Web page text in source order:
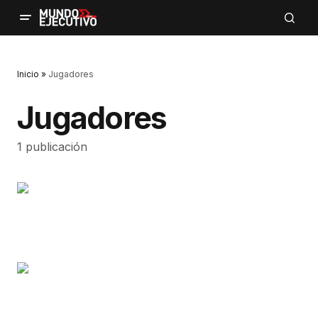
Inicio » Jugadores
Jugadores
1 publicación